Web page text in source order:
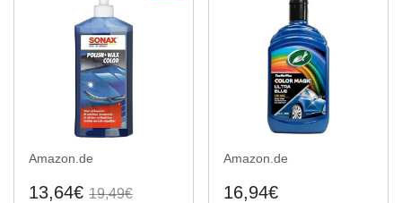
Amazon.de
13,64€ 19,49€
Amazon.de
16,94€